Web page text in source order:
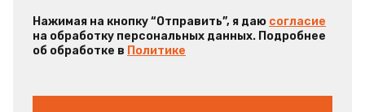
Нажимая на кнопку “Отправить”, я даю согласие
на обработку персональных данных. Подробнее
об обработке в Политике